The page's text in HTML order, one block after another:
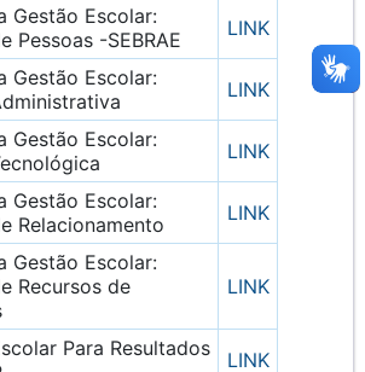
Gestão Escolar:
Pessoas -SEBRAE
LINK
Gestão Escolar:
LINK
Gestão Escolar:
LINK
Gestão Escolar:
Relacionamento
LINK
Gestão Escolar:
Recursos de
LINK
Para Resultados
LINK